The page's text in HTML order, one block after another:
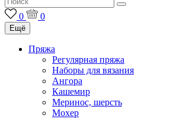
0 0
Ещё
Пряжа
Регулярная пряжа
Наборы для вязания
Ангора
Кашемир
Меринос, шерсть
Мохер